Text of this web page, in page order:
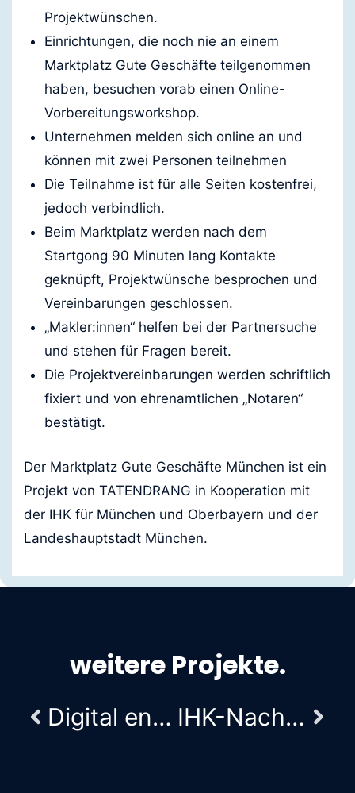
Projektwünschen.
Einrichtungen, die noch nie an einem
Marktplatz Gute Geschäfte teilgenommen
haben, besuchen vorab einen Online-
Vorbereitungsworkshop.
Unternehmen melden sich online an und
können mit zwei Personen teilnehmen
Die Teilnahme ist für alle Seiten kostenfrei,
jedoch verbindlich.
Beim Marktplatz werden nach dem
Startgong 90 Minuten lang Kontakte
geknüpft, Projektwünsche besprochen und
Vereinbarungen geschlossen.
„Makler:innen“ helfen bei der Partnersuche
und stehen für Fragen bereit.
Die Projektvereinbarungen werden schriftlich
fixiert und von ehrenamtlichen „Notaren“
bestätigt.
Der Marktplatz Gute Geschäfte München ist ein
Projekt von TATENDRANG in Kooperation mit
der IHK für München und Oberbayern und der
Landeshauptstadt München.
weitere Projekte.
Digital engagiert! IHK-Nachtschicht